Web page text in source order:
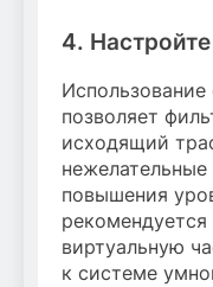
4.
Использование
позволяет
исходящий
повышения
виртуальную
к системе